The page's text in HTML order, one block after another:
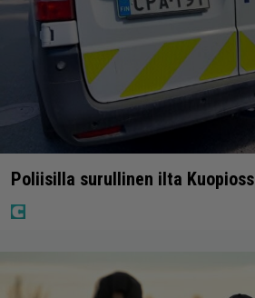
Poliisilla surullinen ilta